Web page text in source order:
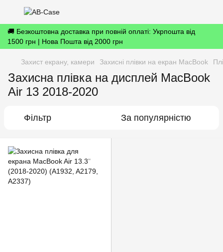
🚚 Безкоштовна доставка при повній оплаті: Укрпошта від
1500 грн | Нова Пошта від 2000 грн
Захист екрану, камери Захисні плівки на екран MacBook
Захисна плівка на дисплей MacBook
Air 13 2018-2020
Фільтр За популярністю